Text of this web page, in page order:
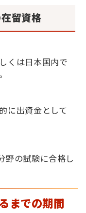
留資格
くは日本国内で
に出資金として
野の試験に合格し
までの期間